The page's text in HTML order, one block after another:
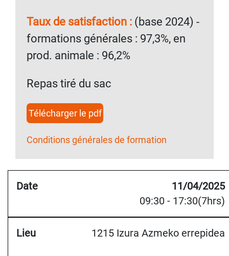
Taux de satisfaction : (base 2024) -
formations générales : 97,3%, en
prod. animale : 96,2%
Repas tiré du sac
Télécharger le pdf
Conditions générales de formation
11/04/2025
09:30 - 17:30(7hrs)
1215 Izura Azmeko errepidea